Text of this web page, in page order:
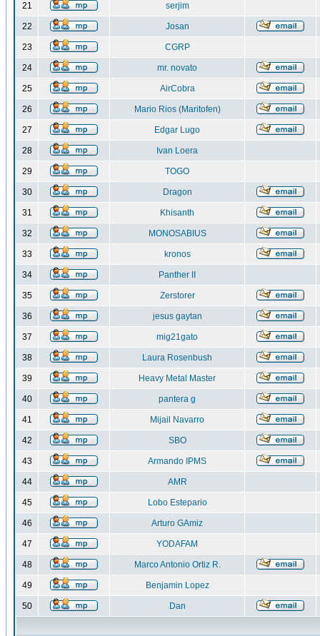
21 serjim
22 Josan
23 CGRP
24 mr. novato
25 AirCobra
26 Mario Rios (Maritofen)
27 Edgar Lugo
28 Ivan Loera
29 TOGO
30 Dragon
31 Khisanth
32 MONOSABIUS
33 kronos
34 Panther II
35 Zerstorer
36 jesus gaytan
37 mig21gato
38 Laura Rosenbush
39 Heavy Metal Master
40 pantera g
41 Mijail Navarro
42 SBO
43 Armando IPMS
44 AMR
45 Lobo Estepario
46 Arturo GAmiz
47 YODAFAM
48 Marco Antonio Ortiz R.
49 Benjamin Lopez
50 Dan